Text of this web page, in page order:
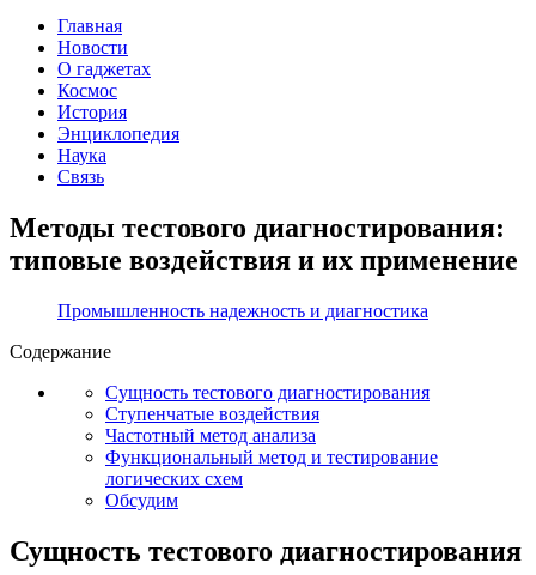
Главная
Новости
О гаджетах
Космос
История
Энциклопедия
Наука
Связь
Методы тестового диагностирования:
типовые воздействия и их применение
Промышленность надежность и диагностика
Содержание
Сущность тестового диагностирования
Ступенчатые воздействия
Частотный метод анализа
Функциональный метод и тестирование
логических схем
Обсудим
Сущность тестового диагностирования